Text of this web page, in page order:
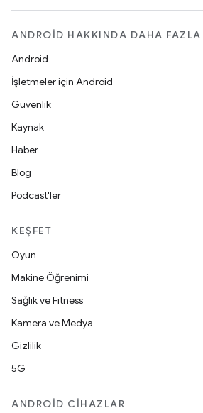
ANDROID HAKKINDA DAHA FAZLA
Android
İşletmeler için Android
Güvenlik
Kaynak
Haber
Blog
Podcast'ler
KEŞFET
Oyun
Makine Öğrenimi
Sağlık ve Fitness
Kamera ve Medya
Gizlilik
5G
ANDROID CIHAZLAR